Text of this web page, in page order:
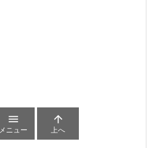

メニュー

上へ